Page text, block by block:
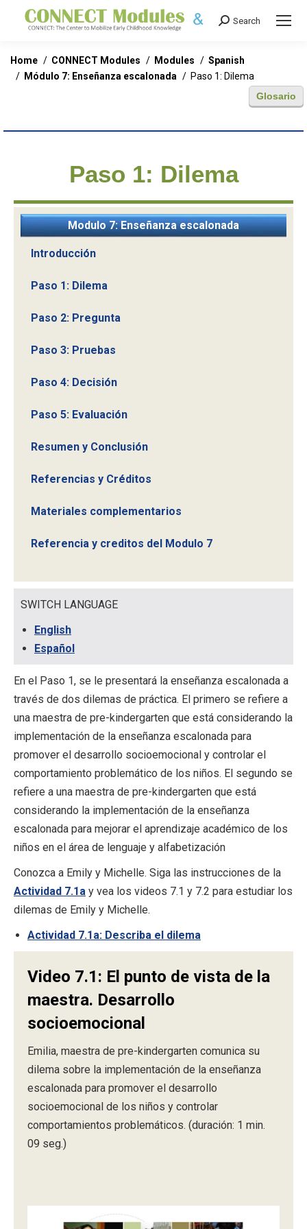
Search:
Search
You are here:
Home CONNECT Modules Modules
Spanish
Módulo 7: Enseñanza escalonada
Paso 1: Dilema
Glosario
Paso 1: Dilema
Modulo 7: Enseñanza escalonada
Introducción
Paso 1: Dilema
Paso 2: Pregunta
Paso 3: Pruebas
Paso 4: Decisión
Paso 5: Evaluación
Resumen y Conclusión
Referencias y Créditos
Materiales complementarios
Referencia y creditos del Modulo 7
SWITCH LANGUAGE
English
Español
En el Paso 1, se le presentará la enseñanza escalonada a
través de dos dilemas de práctica. El primero se refiere a
una maestra de pre-kindergarten que está considerando la
implementación de la enseñanza escalonada para
promover el desarrollo socioemocional y controlar el
comportamiento problemático de los niños. El segundo se
refiere a una maestra de pre-kindergarten que está
considerando la implementación de la enseñanza
escalonada para mejorar el aprendizaje académico de los
niños en el área de lenguaje y alfabetización
Conozca a Emily y Michelle. Siga las instrucciones de la
Actividad 7.1a y vea los videos 7.1 y 7.2 para estudiar los
dilemas de Emily y Michelle.
Actividad 7.1a: Describa el dilema
Video 7.1: El punto de vista de la
maestra. Desarrollo
socioemocional
Emilia, maestra de pre-kindergarten comunica su
dilema sobre la implementación de la enseñanza
escalonada para promover el desarrollo
socioemocional de los niños y controlar
comportamientos problemáticos. (duración: 1 min.
09 seg.)